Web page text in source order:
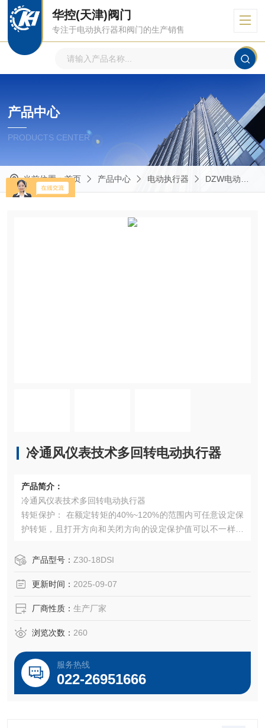
华控(天津)阀门
专注于电动执行器和阀门的生产销售
产品中心
PRODUCTS CENTER
当前位置：首页 产品中心 电动执行器 DZW电动执行器
冷通风仪表技术多回转电动执行器
产品简介：
冷通风仪表技术多回转电动执行器
转矩保护： 在额定转矩的40%~120%的范围内可任意设定保
护转矩，且打开方向和关闭方向的设定保护值可以不一样，
阀位限位保护：当允许该项功能时，电动装置运转到设定的
产品型号： Z30-18DSI
更新时间： 2025-09-07
厂商性质： 生产厂家
浏览次数： 260
服务热线
022-26951666